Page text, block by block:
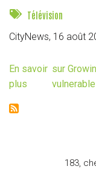
Télévision
CityNews, 16 août
En savoir
plus
sur
183,